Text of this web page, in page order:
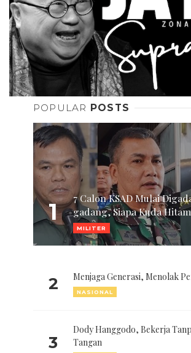
POPULAR POSTS
1
7 Calon KSAD Mulai
gadang, Siapa Kuda Hitam
MILITER
2 Menjaga Generasi, Menolak
NASIONAL
3
Dody Hanggodo, Bekerja
Tangan